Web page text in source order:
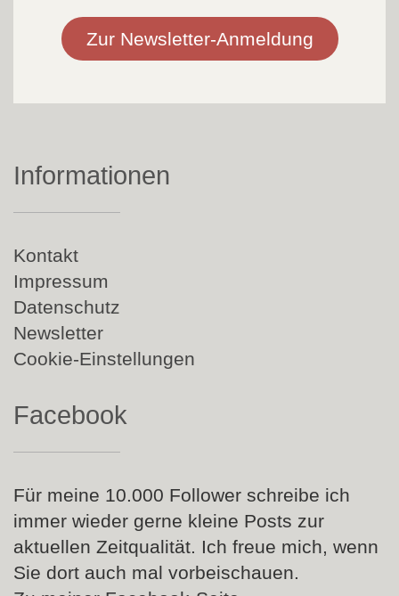
Zur Newsletter-Anmeldung
Informationen
Navigation
überspringen
Kontakt
Impressum
Datenschutz
Newsletter
Cookie-Einstellungen
Facebook
Für meine 10.000 Follower schreibe ich
immer wieder gerne kleine Posts zur
aktuellen Zeitqualität. Ich freue mich, wenn
Sie dort auch mal vorbeischauen.